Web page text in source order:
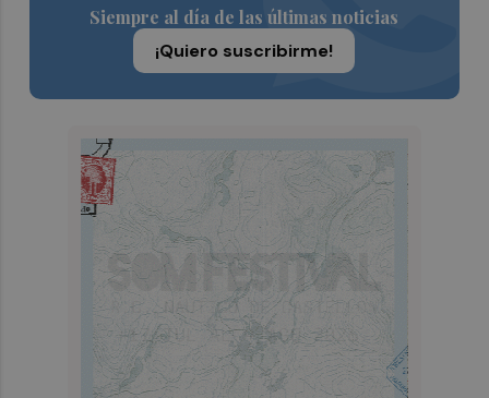
Siempre al día de las últimas noticias
¡Quiero suscribirme!